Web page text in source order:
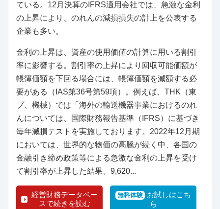
ている。12月決算のIFRS適用会社では、急激な金利
の上昇により、のれんの減損損失の計上を公表する
企業も多い。
金利の上昇は、資産の使用価値の計算に用いる割引
率に影響する。割引率の上昇により回収可能価額が
帳簿価額を下回る場合には、帳簿価額を減額する必
要がある（IAS第36号第59項）。例えば、THK（東
プ、機械）では「海外の輸送機器事業におけるのれ
んについては、国際財務報告基準（IFRS）に基づき
毎年減損テストを実施しております。2022年12月期
においては、世界的な物価の高騰が続く中、各国の
金融引き締め政策等による急激な金利の上昇を受け
て割引率が上昇した結果、9,620...
経営財務データベー
スで続きを読む
無料体験 お試しはこち
ら